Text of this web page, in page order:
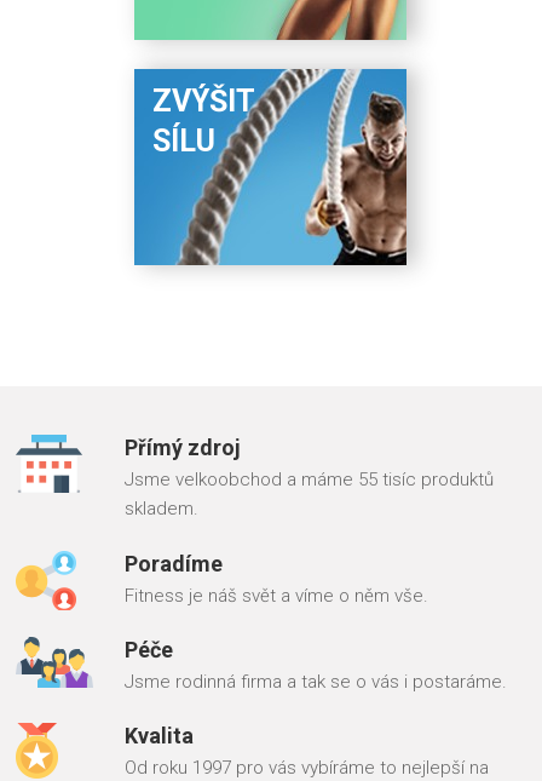
ZVÝŠIT
SÍLU
Přímý zdroj
Jsme velkoobchod a máme 55 tisíc produktů
skladem.
Poradíme
Fitness je náš svět a víme o něm vše.
Péče
Jsme rodinná firma a tak se o vás i postaráme.
Kvalita
Od roku 1997 pro vás vybíráme to nejlepší na